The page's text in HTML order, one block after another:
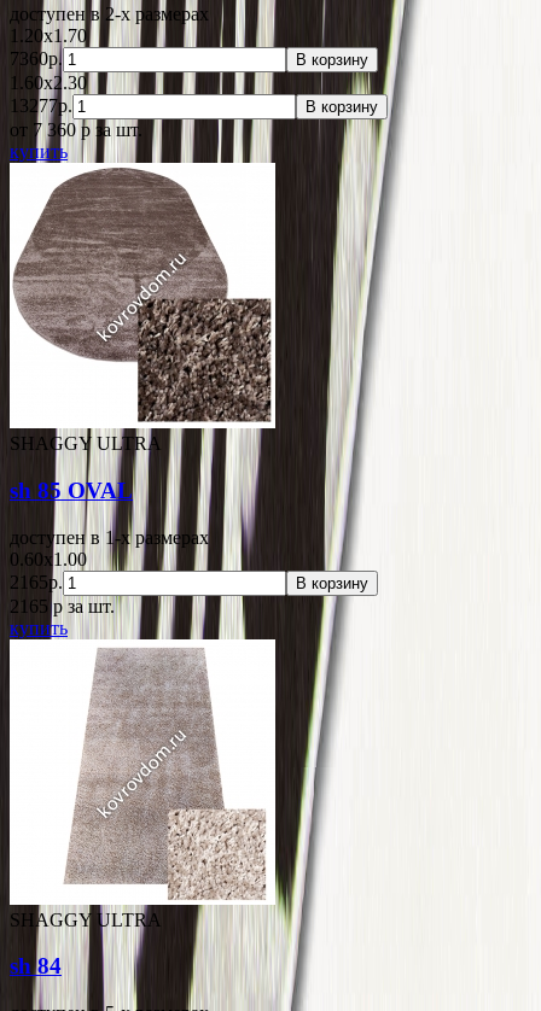
доступен в 2-x размерах
1.20x1.70
7360р.
В корзину
1.60x2.30
13277р.
В корзину
от 7 360 p за шт.
купить
SHAGGY ULTRA
sh 85 OVAL
доступен в 1-x размерах
0.60x1.00
2165р.
В корзину
2165 pза шт.
купить
SHAGGY ULTRA
sh 84